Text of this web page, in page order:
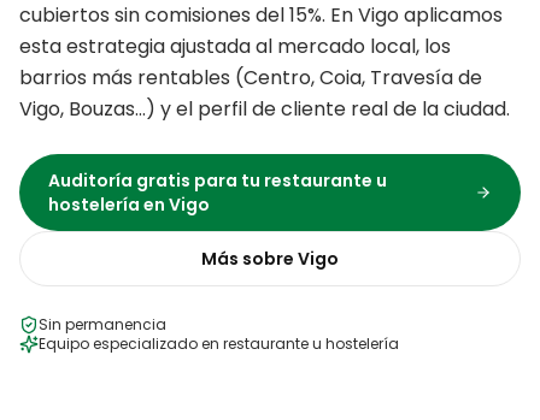
cubiertos sin comisiones del 15%. EnVigo aplicamos
esta estrategia ajustada al mercado local, los
barrios más rentables (Centro, Coia, Travesía de
Vigo, Bouzas…) y el perfil de cliente real de la ciudad.
Auditoría gratis para tu restaurante u
hostelería en Vigo
Más sobre Vigo
Sin permanencia
Equipo especializado en restaurante u hostelería